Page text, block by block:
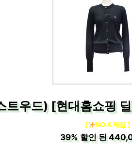
트우드) [현대홈쇼핑
[ NO.4 제품 ]
39%할인 된